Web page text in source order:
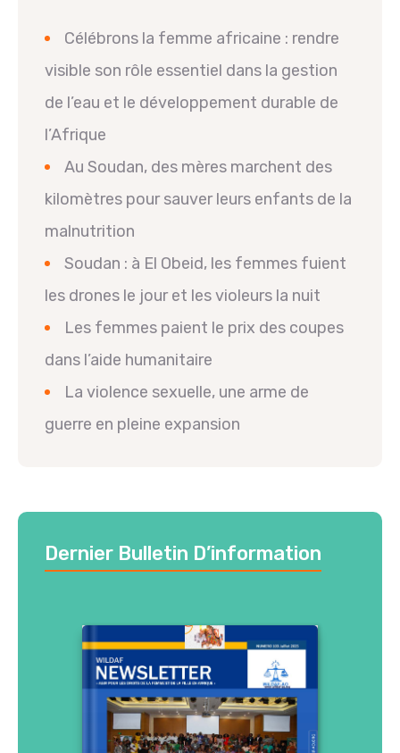
Célébrons la femme africaine : rendre
visible son rôle essentiel dans la gestion
de l’eau et le développement durable de
l’Afrique
Au Soudan, des mères marchent des
kilomètres pour sauver leurs enfants de la
malnutrition
Soudan : à El Obeid, les femmes fuient
les drones le jour et les violeurs la nuit
Les femmes paient le prix des coupes
dans l’aide humanitaire
La violence sexuelle, une arme de
guerre en pleine expansion
Dernier Bulletin D’information